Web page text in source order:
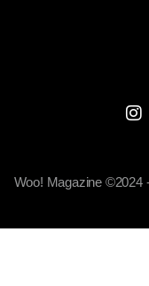
Woo! Magazine ©2024